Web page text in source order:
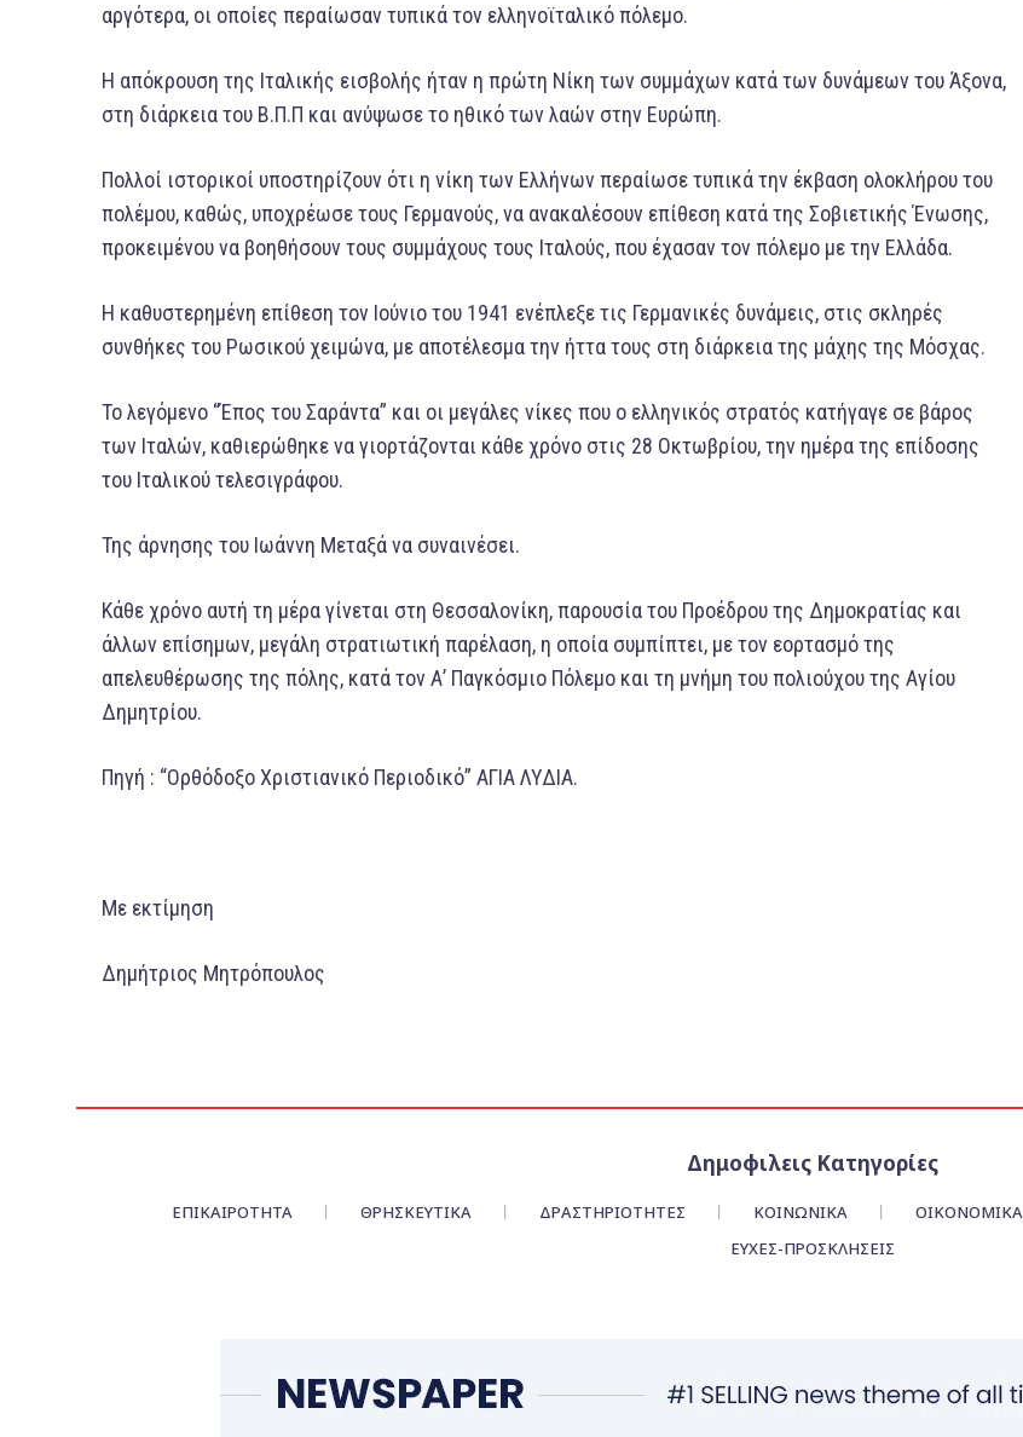
αργότερα, οι οποίες περαίωσαν τυπικά τον ελληνοϊταλικό πόλεμο.
Η απόκρουση της Ιταλικής εισβολής ήταν η πρώτη Νίκη των συμμάχων κατά των δυνάμεων του Άξονα,
στη διάρκεια του Β.Π.Π και ανύψωσε το ηθικό των λαών στην Ευρώπη.
Πολλοί ιστορικοί υποστηρίζουν ότι η νίκη των Ελλήνων περαίωσε τυπικά την έκβαση ολοκλήρου του
πολέμου, καθώς, υποχρέωσε τους Γερμανούς, να ανακαλέσουν επίθεση κατά της Σοβιετικής Ένωσης,
προκειμένου να βοηθήσουν τους συμμάχους τους Ιταλούς, που έχασαν τον πόλεμο με την Ελλάδα.
Η καθυστερημένη επίθεση τον Ιούνιο του 1941 ενέπλεξε τις Γερμανικές δυνάμεις, στις σκληρές
συνθήκες του Ρωσικού χειμώνα, με αποτέλεσμα την ήττα τους στη διάρκεια της μάχης της Μόσχας.
Το λεγόμενο “Έπος του Σαράντα” και οι μεγάλες νίκες που ο ελληνικός στρατός κατήγαγε σε βάρος
των Ιταλών, καθιερώθηκε να γιορτάζονται κάθε χρόνο στις 28 Οκτωβρίου, την ημέρα της επίδοσης
του Ιταλικού τελεσιγράφου.
Της άρνησης του Ιωάννη Μεταξά να συναινέσει.
Κάθε χρόνο αυτή τη μέρα γίνεται στη Θεσσαλονίκη, παρουσία του Προέδρου της Δημοκρατίας και
άλλων επίσημων, μεγάλη στρατιωτική παρέλαση, η οποία συμπίπτει, με τον εορτασμό της
απελευθέρωσης της πόλης, κατά τον Α’ Παγκόσμιο Πόλεμο και τη μνήμη του πολιούχου της Αγίου
Δημητρίου.
Πηγή : “Ορθόδοξο Χριστιανικό Περιοδικό” ΑΓΙΑ ΛΥΔΙΑ.
Με εκτίμηση
Δημήτριος Μητρόπουλος
Δημοφιλεις Κατηγορίες
ΕΠΙΚΑΙΡΌΤΗΤΑ ΘΡΗΣΚΕΥΤΙΚΑ ΔΡΑΣΤΗΡΙΟΤΗΤΕΣ ΚΟΙΝΩΝΙΚΑ ΟΙΚΟΝΟΜΙΚΆ
ΕΥΧΈΣ-ΠΡΟΣΚΛΉΣΕΙΣ